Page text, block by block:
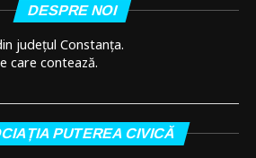
DESPRE NOI
județul Constanța.
care contează.
PUTEREA CIVICĂ